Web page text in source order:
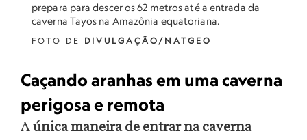
prepara para descer os 62 metros até a entrada da
caverna Tayos na Amazônia equatoriana.
FOTO DE DIVULGAÇÃO/NATGEO
Caçando aranhas em uma caverna
perigosa e remota
Aúnica maneira de entrar na caverna